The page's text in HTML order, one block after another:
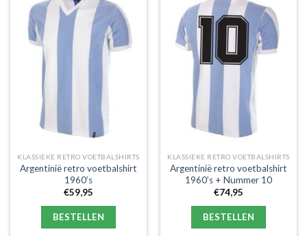
KLASSIEKE RETRO VOETBALSHIRTS
Argentinië retro voetbalshirt
1960’s
€59,95
BESTELLEN
KLASSIEKE RETRO VOETBALSHIRTS
Argentinië retro voetbalshirt
1960’s + Nummer 10
€74,95
BESTELLEN